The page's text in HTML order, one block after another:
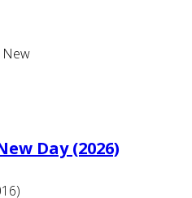
Day (2026)